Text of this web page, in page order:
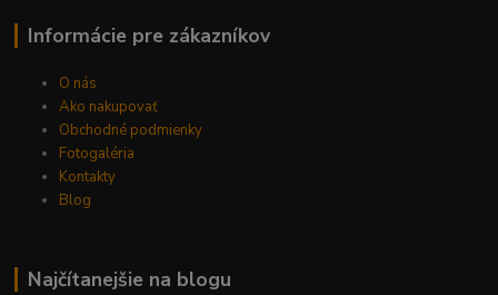
Informácie pre zákazníkov
O nás
Ako nakupovať
Obchodné podmienky
Fotogaléria
Kontakty
Blog
Najčítanejšie na blogu